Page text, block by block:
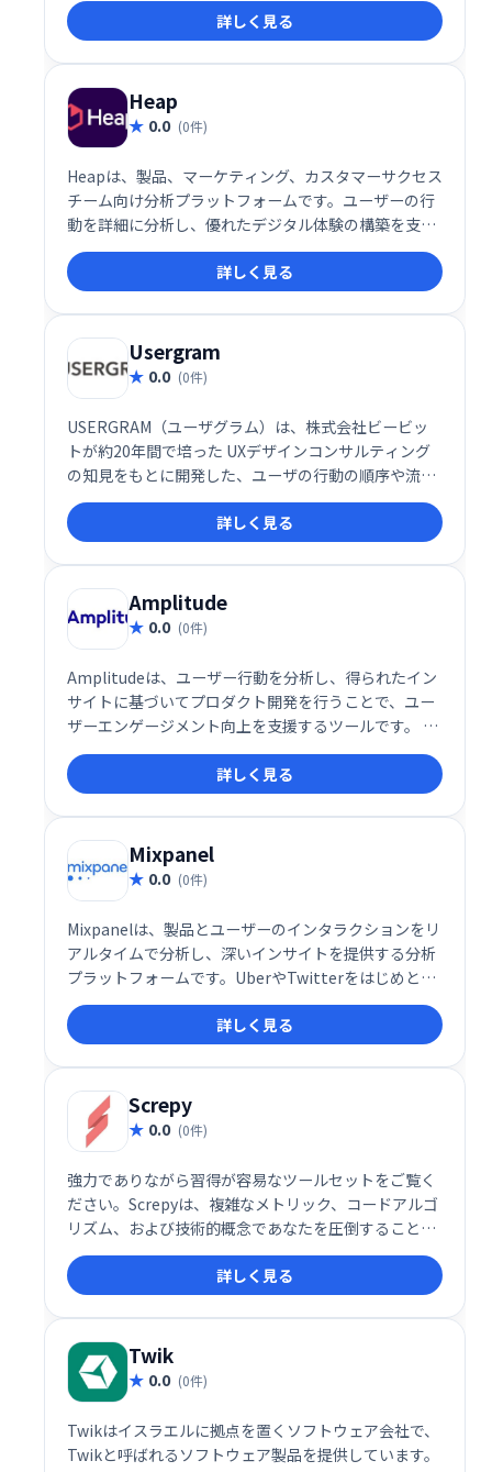
を持ってテストを実行し、ウェブサイトのパフォーマ
ンス向上を実現できます。
詳しく見る
Heap
0.0 (0件)
Heapは、製品、マーケティング、カスタマーサクセス
チーム向け分析プラットフォームです。ユーザーの行
動を詳細に分析し、優れたデジタル体験の構築を支援
することで、顧客獲得と維持率向上に貢献します。直
感的なインターフェースで、複雑なデータ分析を容易
に行えます。
詳しく見る
Usergram
0.0 (0件)
USERGRAM（ユーザグラム）は、株式会社ビービッ
トが約20年間で培った UXデザインコンサルティング
の知見をもとに開発した、ユーザの行動の順序や流れ
を具体的に見ることができる、全く新しいアクセス解
析ツールです。
詳しく見る
Amplitude
0.0 (0件)
Amplitudeは、ユーザー行動を分析し、得られたイン
サイトに基づいてプロダクト開発を行うことで、ユー
ザーエンゲージメント向上を支援するツールです。 ユ
ーザー行動を深く理解し、データに基づいた効果的な
プロダクト開発を実現します。
詳しく見る
Mixpanel
0.0 (0件)
Mixpanelは、製品とユーザーのインタラクションをリ
アルタイムで分析し、深いインサイトを提供する分析
プラットフォームです。UberやTwitterをはじめとす
る26,000社以上の企業に利用されており、無料プラン
も提供されているため、初めての方でも気軽に利用を
開始できます。
詳しく見る
Screpy
0.0 (0件)
強力でありながら習得が容易なツールセットをご覧く
ださい。Screpyは、複雑なメトリック、コードアルゴ
リズム、および技術的概念であなたを圧倒することは
ありません！分析、スコアの提示、段階的なガイドラ
インの作成により、より多くのユーザーにリーチでき
ます。
詳しく見る
Twik
0.0 (0件)
Twikはイスラエルに拠点を置くソフトウェア会社で、
Twikと呼ばれるソフトウェア製品を提供しています。